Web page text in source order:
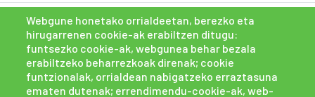
Webgune honetako orrialdeetan, berezko eta
hirugarrenen cookie-ak erabiltzen ditugu:
funtsezko cookie-ak, webgunea behar bezala
erabiltzeko beharrezkoak direnak; cookie
funtzionalak, orrialdean nabigatzeko erraztasuna
ematen dutenak; errendimendu-cookie-ak, web-